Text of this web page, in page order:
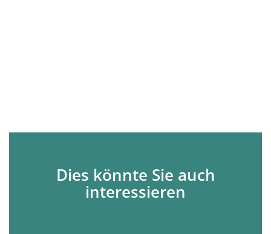
Dies könnte Sie auch
interessieren